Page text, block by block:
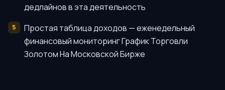
дедлайнов в эта деятельность
Простая таблица доходов — еженедельный
финансовый мониторинг График Торговли
Золотом На Московской Бирже